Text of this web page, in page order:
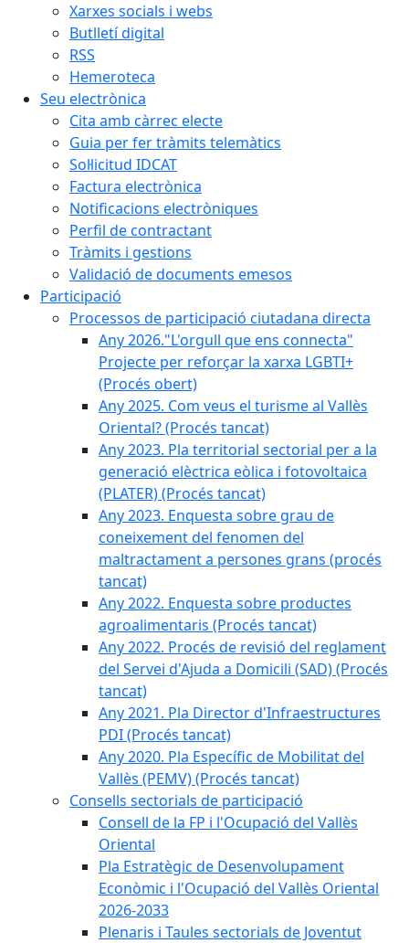
Xarxes socials i webs
Butlletí digital
RSS
Hemeroteca
Seu electrònica
Cita amb càrrec electe
Guia per fer tràmits telemàtics
Sol·licitud IDCAT
Factura electrònica
Notificacions electròniques
Perfil de contractant
Tràmits i gestions
Validació de documents emesos
Participació
Processos de participació ciutadana directa
Any 2026."L'orgull que ens connecta"
Projecte per reforçar la xarxa LGBTI+
(Procés obert)
Any 2025. Com veus el turisme al Vallès
Oriental? (Procés tancat)
Any 2023. Pla territorial sectorial per a la
generació elèctrica eòlica i fotovoltaica
(PLATER) (Procés tancat)
Any 2023. Enquesta sobre grau de
coneixement del fenomen del
maltractament a persones grans (procés
tancat)
Any 2022. Enquesta sobre productes
agroalimentaris (Procés tancat)
Any 2022. Procés de revisió del reglament
del Servei d'Ajuda a Domicili (SAD) (Procés
tancat)
Any 2021. Pla Director d'Infraestructures
PDI (Procés tancat)
Any 2020. Pla Específic de Mobilitat del
Vallès (PEMV) (Procés tancat)
Consells sectorials de participació
Consell de la FP i l'Ocupació del Vallès
Oriental
Pla Estratègic de Desenvolupament
Econòmic i l'Ocupació del Vallès Oriental
2026-2033
Plenaris i Taules sectorials de Joventut